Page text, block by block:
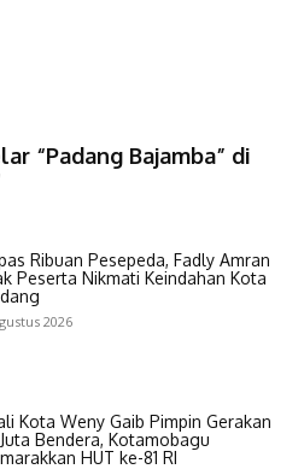
“Padang Bajamba” di
Ribuan Pesepeda, Fadly Amran
Peserta Nikmati Keindahan Kota
2026
Kota Weny Gaib Pimpin Gerakan
Bendera, Kotamobagu
HUT ke-81 RI